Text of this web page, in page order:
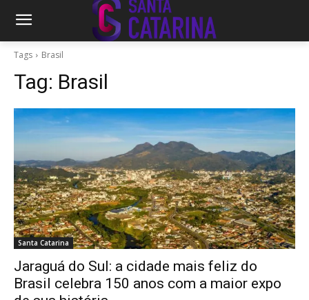
Tags Brasil
Tag: Brasil
Santa Catarina
Jaraguá do Sul: a cidade mais feliz do
Brasil celebra 150 anos com a maior expo